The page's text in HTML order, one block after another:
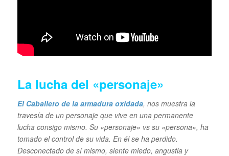
La lucha del «personaje»
El Caballero de la armadura oxidada, nos muestra la
travesía de un personaje que vive en una permanente
lucha consigo mismo. Su «personaje» vs su «persona», ha
tomado el control de su vida. En él se ha perdido.
Desconectado de sí mismo, siente miedo, angustia y